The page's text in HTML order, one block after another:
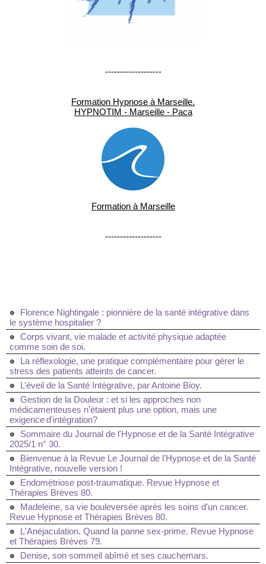
-------------------
Formation Hypnose à Marseille.
HYPNOTIM - Marseille - Paca
Formation à Marseille
-------------------
Florence Nightingale : pionnière de la santé intégrative dans
le système hospitalier ?
Corps vivant, vie malade et activité physique adaptée
comme soin de soi.
La réflexologie, une pratique complémentaire pour gérer le
stress des patients atteints de cancer.
L’éveil de la Santé Intégrative, par Antoine Bioy.
Gestion de la Douleur : et si les approches non
médicamenteuses n’étaient plus une option, mais une
exigence d'intégration?
Sommaire du Journal de l'Hypnose et de la Santé Intégrative
2025/1 n° 30.
Bienvenue à la Revue Le Journal de l'Hypnose et de la Santé
Intégrative, nouvelle version !
Endométriose post-traumatique. Revue Hypnose et
Thérapies Brèves 80.
Madeleine, sa vie bouleversée après les soins d'un cancer.
Revue Hypnose et Thérapies Brèves 80.
L'Anéjaculation. Quand la panne sex-prime. Revue Hypnose
et Thérapies Brèves 79.
Denise, son sommeil abîmé et ses cauchemars.